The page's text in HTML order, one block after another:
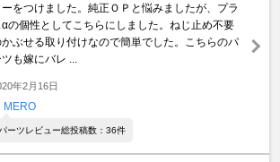
ーをつけました。純正ＯＰと悩みましたが、プラ
αの個性としてこちらにしました。ねじ止め不要
ぶせる取り付けなので簡単でした。こちらのパ
も嫁にバレ ...
年2月16日
MERO
ーツレビュー総投稿数：36件